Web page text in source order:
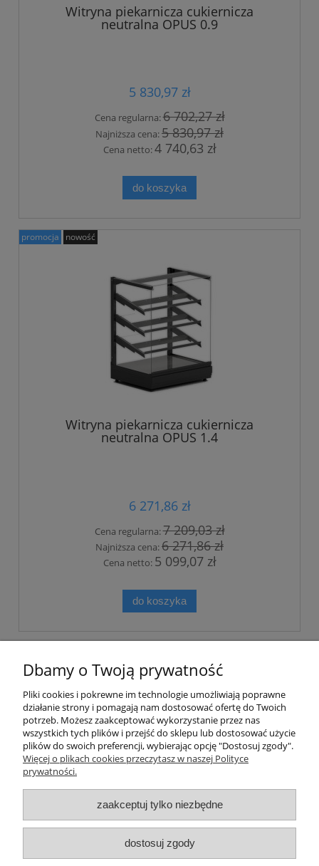
Witryna piekarnicza cukiernicza
neutralna OPUS 0.9
5 830,97 zł
Cena regularna:6 702,27 zł
Najniższa cena:5 830,97 zł
Cena netto:4 740,63 zł
do koszyka
Witryna piekarnicza cukiernicza
neutralna OPUS 1.4
6 271,86 zł
Cena regularna:7 209,03 zł
Najniższa cena:6 271,86 zł
Cena netto: 5 099,07 zł
do koszyka
promocja nowość
Moje konto
Informacje
SKONTAKTUJ SIĘ
Dbamy o Twoją prywatność
Pliki cookies i pokrewne im technologie umożliwiają poprawne
działanie strony i pomagają nam dostosować ofertę do Twoich
potrzeb. Możesz zaakceptować wykorzystanie przez nas
wszystkich tych plików i przejść do sklepu lub dostosować użycie
plików do swoich preferencji, wybierając opcję "Dostosuj zgody".
Więcej o plikach cookies przeczytasz w naszej Polityce
prywatności.
zaakceptuj tylko niezbędne
dostosuj zgody